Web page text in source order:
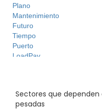
Plano
Mantenimiento
Futuro
Tiempo
Puerto
LoadPay
Resalte
Vacaciones
Sectores que
pesadas